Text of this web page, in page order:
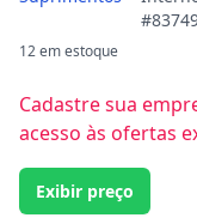
12 em estoque
Cadastre sua
acesso às ofertas
Exibir preço